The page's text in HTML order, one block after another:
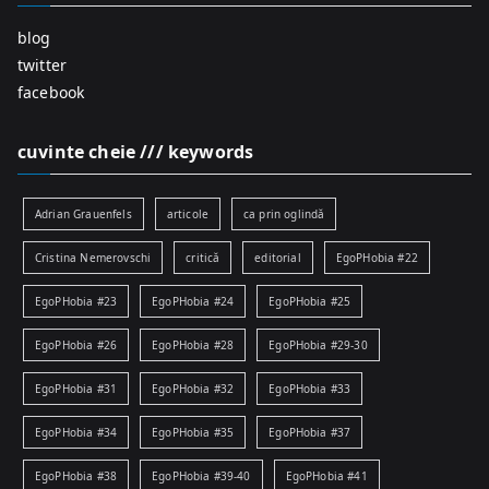
blog
twitter
facebook
cuvinte cheie /// keywords
Adrian Grauenfels articole ca prin oglindă
Cristina Nemerovschi critică editorial EgoPHobia #22
EgoPHobia #23 EgoPHobia #24 EgoPHobia #25
EgoPHobia #26 EgoPHobia #28 EgoPHobia #29-30
EgoPHobia #31 EgoPHobia #32 EgoPHobia #33
EgoPHobia #34 EgoPHobia #35 EgoPHobia #37
EgoPHobia #38 EgoPHobia #39-40 EgoPHobia #41